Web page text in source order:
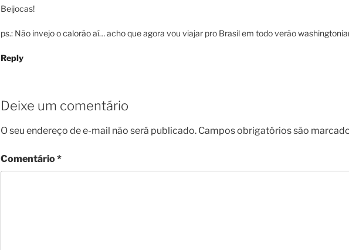
Beijocas!
ps.: Não invejo o calorão aí… acho que agora vou viajar pro Brasil em todo verão
Reply
Deixe um comentário
O seu endereço de e-mail não será publicado. Campos obrigatórios são
Comentário*